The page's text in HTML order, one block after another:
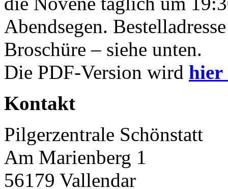
Abendsegen.
Broschüre – siehe unten.
Die PDF-Version wird hier
Kontakt
Pilgerzentrale Schönstatt
Am Marienberg 1
56179 Vallendar